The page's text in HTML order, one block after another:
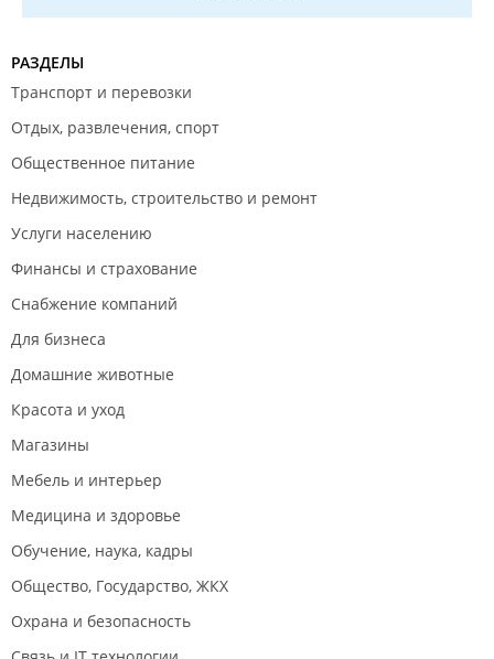
РАЗДЕЛЫ
Транспорт и перевозки
Отдых, развлечения, спорт
Общественное питание
Недвижимость, строительство и ремонт
Услуги населению
Финансы и страхование
Снабжение компаний
Для бизнеса
Домашние животные
Красота и уход
Магазины
Мебель и интерьер
Медицина и здоровье
Обучение, наука, кадры
Общество, Государство, ЖКХ
Охрана и безопасность